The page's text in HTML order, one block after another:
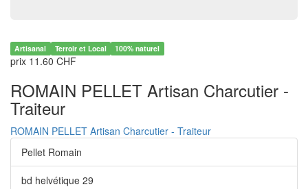
Artisanal Terroir et Local 100% naturel
prix 11.60 CHF
ROMAIN PELLET Artisan Charcutier -
Traiteur
ROMAIN PELLET Artisan Charcutier - Traiteur
Pellet Romain
bd helvétique 29